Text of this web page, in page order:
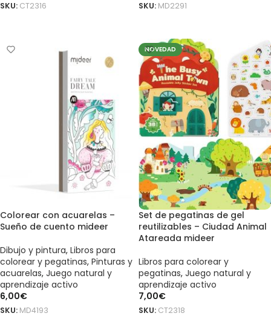
SKU: CT2316
SKU: MD2291
Colorear con acuarelas –
Sueño de cuento mideer
Dibujo y pintura, Libros para
colorear y pegatinas, Pinturas y
acuarelas, Juego natural y
aprendizaje activo
6,00€
SKU: MD4193
NOVEDAD
Set de pegatinas de gel
reutilizables – Ciudad Animal
Atareada mideer
Libros para colorear y
pegatinas, Juego natural y
aprendizaje activo
7,00€
SKU: CT2318